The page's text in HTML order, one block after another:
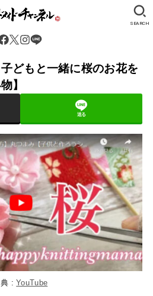
SEARCH
どもと一緒に桜のお花を
】
送る
典 :YouTube